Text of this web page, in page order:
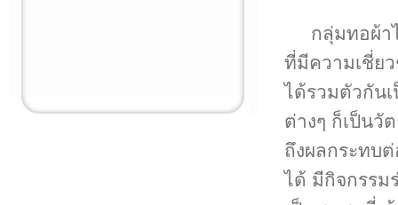
กลุ่มทอผ้า
ที่มีความเชี่ย
ได้รวมตัวกัน
ต่างๆ ก็เป็นวั
ถึงผลกระทบ
ได้ มีกิจกรรม